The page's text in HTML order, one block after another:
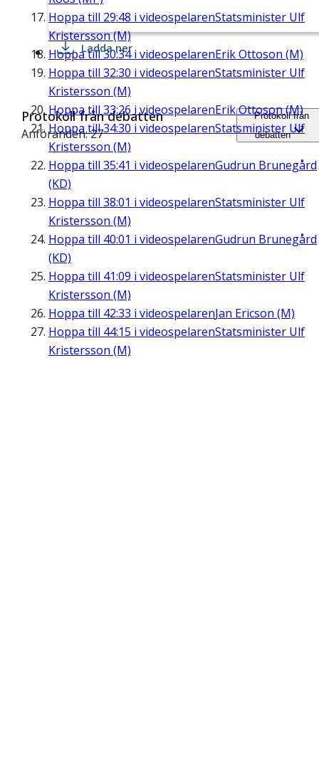
Hoppa till 29:48 i videospelarenStatsminister Ulf
Kristersson (M)
Hoppa till30:34i videospelarenErik Ottoson (M)
Hoppa till 32:30 i videospelarenStatsminister Ulf
Kristersson (M)
Hoppa till 33:26 i videospelarenErik Ottoson (M)
Hoppa till34:30 i videospelarenStatsminister Ulf
Kristersson (M)
Hoppa till 35:41 i videospelarenGudrun Brunegård
(KD)
Hoppa till 38:01 i videospelarenStatsminister Ulf
Kristersson (M)
Hoppa till 40:01 i videospelarenGudrun Brunegård
(KD)
Hoppa till 41:09 i videospelarenStatsminister Ulf
Kristersson (M)
Hoppa till 42:33 i videospelarenJan Ericson (M)
Hoppa till 44:15 i videospelarenStatsminister Ulf
Kristersson (M)
Ladda ner
Protokoll från debatten
Anföranden: 27
Protokoll från
debatten